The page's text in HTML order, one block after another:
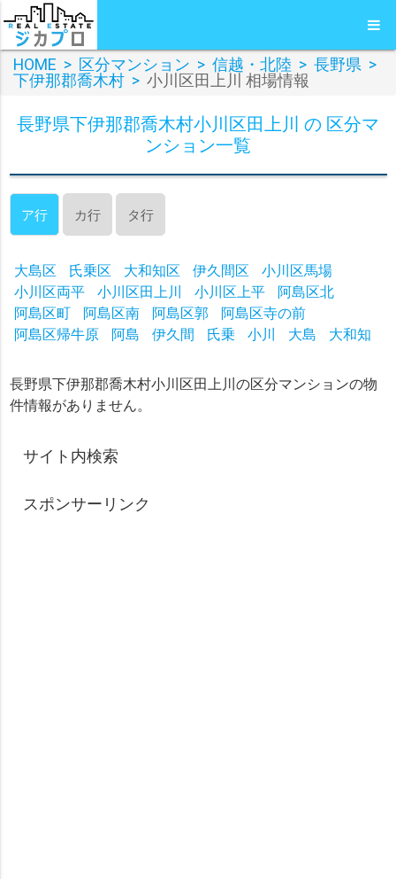
HOME > 区分マンション > 信越・北陸 > 長野県 >
下伊那郡喬木村 > 小川区田上川 相場情報
長野県下伊那郡喬木村小川区田上川 の 区分マ
ンション一覧
ア行 カ行 タ行
大島区 氏乗区 大和知区 伊久間区
小川区馬場
小川区両平
小川区田上川 小川区上平
阿島区北
阿島区町
阿島区南 阿島区郭
阿島区寺の前
阿島区帰牛原
阿島 伊久間 氏乗 小川 大島 大和知
長野県下伊那郡喬木村小川区田上川の区分マンションの物
件情報がありません。
サイト内検索
スポンサーリンク